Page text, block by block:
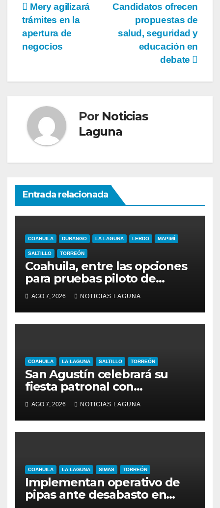
Navegación
de
entradas
Candidatos ofrecen
propuestas de
salud, seguridad y
educación en
debate
Mery agilizará
trámites en la
apertura de
negocios
Por Noticias
Laguna
Entrada relacionada
COAHUILA DURANGO LA LAGUNA LERDO MAPIMÍ
SALTILLO TORREÓN
Coahuila, entre las opciones
para pruebas piloto de
extracción de gas
AGO 7, 2026 NOTICIAS LAGUNA
COAHUILA LA LAGUNA SALTILLO TORREÓN
San Agustín celebrará su
fiesta patronal con
conferencias para jóvenes y
familias
AGO 7, 2026 NOTICIAS LAGUNA
COAHUILA LA LAGUNA SIMAS TORREÓN
Implementan operativo de
pipas ante desabasto en